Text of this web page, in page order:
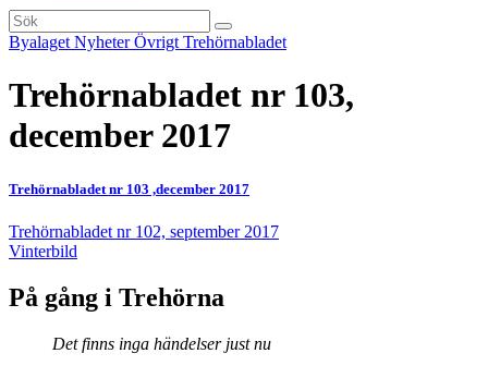
Byalaget NyheterÖvrigt Trehörnabladet
Trehörnabladet nr 103,
december 2017
Trehörnabladet nr 103 ,december 2017
Inläggsnavigering
Trehörnabladet nr 102, september 2017
Vinterbild
På gång i Trehörna
Det finns inga händelser just nu